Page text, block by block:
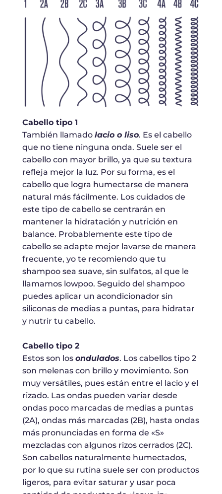
Cabello tipo 1
También llamado lacio o liso. Es el cabello
que no tiene ninguna onda. Suele ser el
cabello con mayor brillo, ya que su textura
refleja mejor la luz. Por su forma, es el
cabello que logra humectarse de manera
natural más fácilmente. Los cuidados de
este tipo de cabello se centrarán en
mantener la hidratación y nutrición en
balance. Probablemente este tipo de
cabello se adapte mejor lavarse de manera
frecuente, yo te recomiendo que tu
shampoo sea suave, sin sulfatos, al que le
llamamos lowpoo. Seguido del shampoo
puedes aplicar un acondicionador sin
siliconas de medias a puntas, para hidratar
y nutrir tu cabello.
Cabello tipo 2
Estos son los ondulados. Los cabellos tipo 2
son melenas con brillo y movimiento. Son
muy versátiles, pues están entre el lacio y el
rizado. Las ondas pueden variar desde
ondas poco marcadas de medias a puntas
(2A), ondas más marcadas (2B), hasta ondas
más pronunciadas en forma de «S»
mezcladas con algunos rizos cerrados (2C).
Son cabellos naturalmente humectados,
por lo que su rutina suele ser con productos
ligeros, para evitar saturar y usar poca